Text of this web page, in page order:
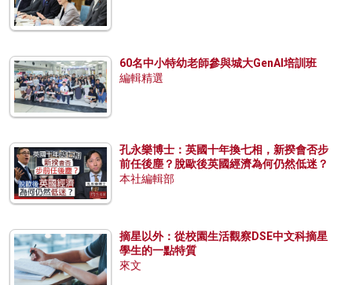
60名中小特幼老師參與城大GenAI培訓班
編輯精選
孔永樂博士：英國十年換七相，新揆會否步
前任後塵？脫歐後英國經濟為何仍然低迷？
本社編輯部
摘星以外：從校園生活觀察DSE中文科摘星
學生的一點特質
來文